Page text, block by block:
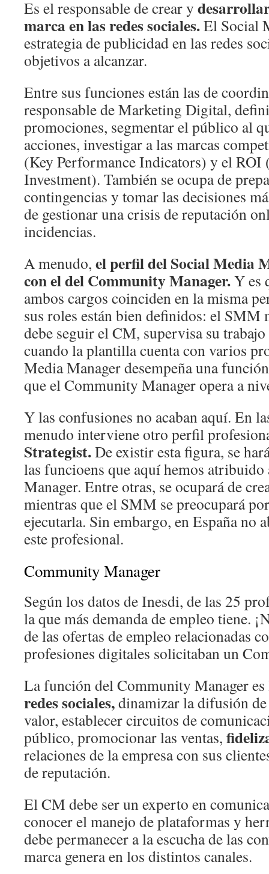
Es el responsable de crear y
marca en las redes sociales.El Social
estrategia de publicidad en las redes
objetivos a alcanzar.
Entre sus funciones están las de
responsable de Marketing Digital,
promociones, segmentar el público al
acciones, investigar a las marcas
(Key Performance Indicators) y el ROI
Investment). También se ocupa de
contingencias y tomar las decisiones
de gestionar una crisis de reputación
incidencias.
A menudo, el perfil del Social Media
con el del Community Manager.Y es
ambos cargos coinciden en la misma
sus roles están bien definidos: el SMM
debe seguir el CM, supervisa su
cuando la plantilla cuenta con varios
Media Manager desempeña una
que el Community Manager opera a
Y las confusiones no acaban aquí. En
menudo interviene otro perfil
Strategist.De existir esta figura, se
las funcioens que aquí hemos
Manager. Entre otras, se ocupará de
mientras que el SMM se preocupará
ejecutarla. Sin embargo, en España no
este profesional.
Community Manager
Según los datos de Inesdi, de las 25
la que más demanda de empleo tiene.
de las ofertas de empleo relacionadas
profesiones digitales solicitaban un
La función del Community Manager
redes sociales,dinamizar la difusión
valor, establecer circuitos de
público, promocionar las ventas,
relaciones de la empresa con sus
de reputación.
El CM debe ser un experto en
conocer el manejo de plataformas y
debe permanecer a la escucha de las
marca genera en los distintos canales.